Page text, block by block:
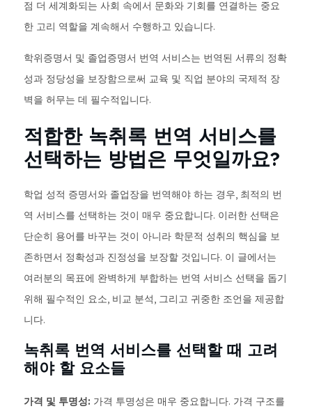
점 더 세계화되는 사회 속에서 문화와 기회를 연결하는 중요
한 고리 역할을 계속해서 수행하고 있습니다.
학위증명서 및 졸업증명서 번역 서비스는 번역된 서류의 정확
성과 정당성을 보장함으로써 교육 및 직업 분야의 국제적 장
벽을 허무는 데 필수적입니다.
적합한 녹취록 번역 서비스를
선택하는 방법은 무엇일까요?
학업 성적 증명서와 졸업장을 번역해야 하는 경우, 최적의 번
역 서비스를 선택하는 것이 매우 중요합니다. 이러한 선택은
단순히 용어를 바꾸는 것이 아니라 학문적 성취의 핵심을 보
존하면서 정확성과 진정성을 보장할 것입니다. 이 글에서는
여러분의 목표에 완벽하게 부합하는 번역 서비스 선택을 돕기
위해 필수적인 요소, 비교 분석, 그리고 귀중한 조언을 제공합
니다.
녹취록 번역 서비스를 선택할 때 고려
해야 할 요소들
가격 및 투명성: 가격 투명성은 매우 중요합니다. 가격 구조를